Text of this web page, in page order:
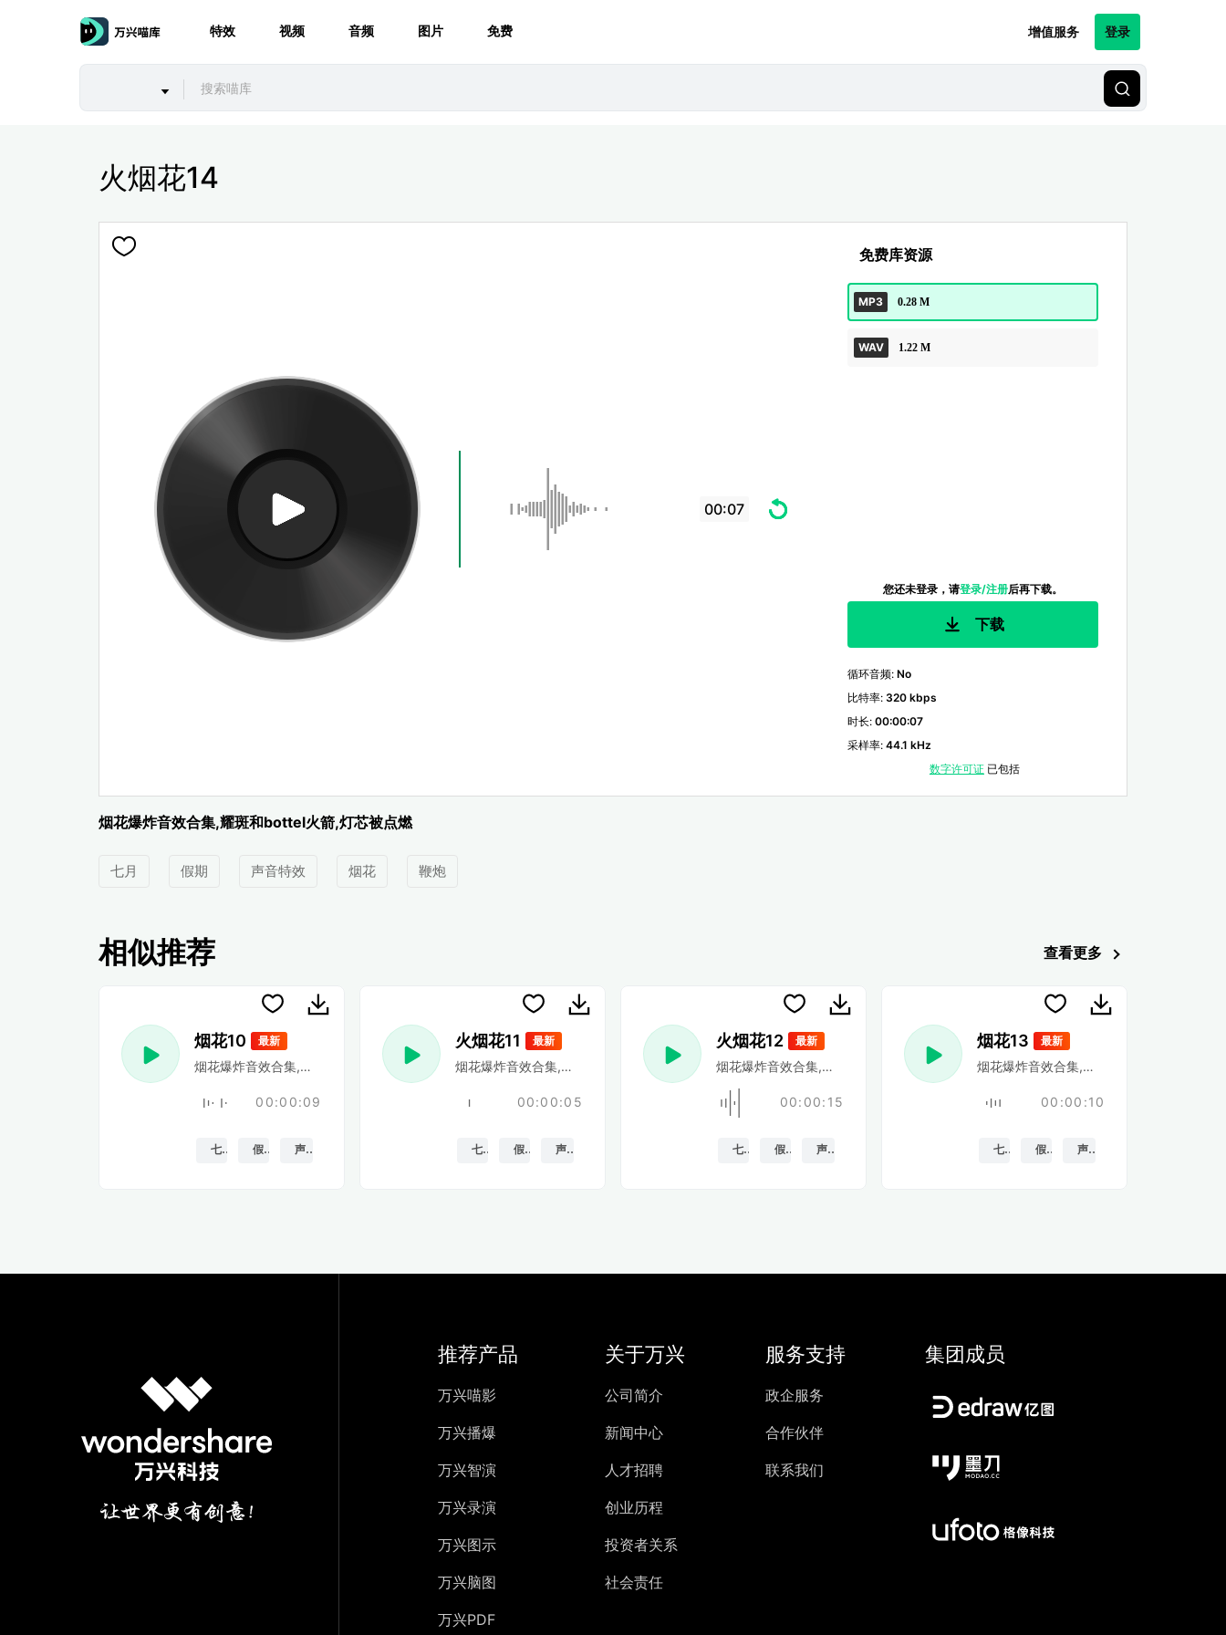
特效 视频 音频 图片 免费 增值服务 登录
火烟花14
00:07
免费库资源
MP3 0.28 M
WAV 1.22 M
您还未登录，请登录/注册后再下载。
下载
循环音频: No
比特率: 320 kbps
时长: 00:00:07
采样率: 44.1 kHz
数字许可证已包括
烟花爆炸音效合集,耀斑和bottel火箭,灯芯被点燃
七月 假期 声音特效 烟花 鞭炮
相似推荐 查看更多
烟花10 最新
烟花爆炸音效合集,耀斑和bottel火箭,灯芯被点燃
00:00:09
七月 假期 声音特效
火烟花11 最新
烟花爆炸音效合集,耀斑和bottel火箭,灯芯被点燃
00:00:05
七月 假期 声音特效
火烟花12 最新
烟花爆炸音效合集,耀斑和bottel火箭,灯芯被点燃
00:00:15
七月 假期 声音特效
烟花13 最新
烟花爆炸音效合集,耀斑和bottel火箭,灯芯被
00:00:10
七月 假期 声音特效
推荐产品
万兴喵影
万兴播爆
万兴智演
万兴录演
万兴图示
万兴脑图
万兴PDF
关于万兴
公司简介
新闻中心
人才招聘
创业历程
投资者关系
社会责任
服务支持
政企服务
合作伙伴
联系我们
集团成员